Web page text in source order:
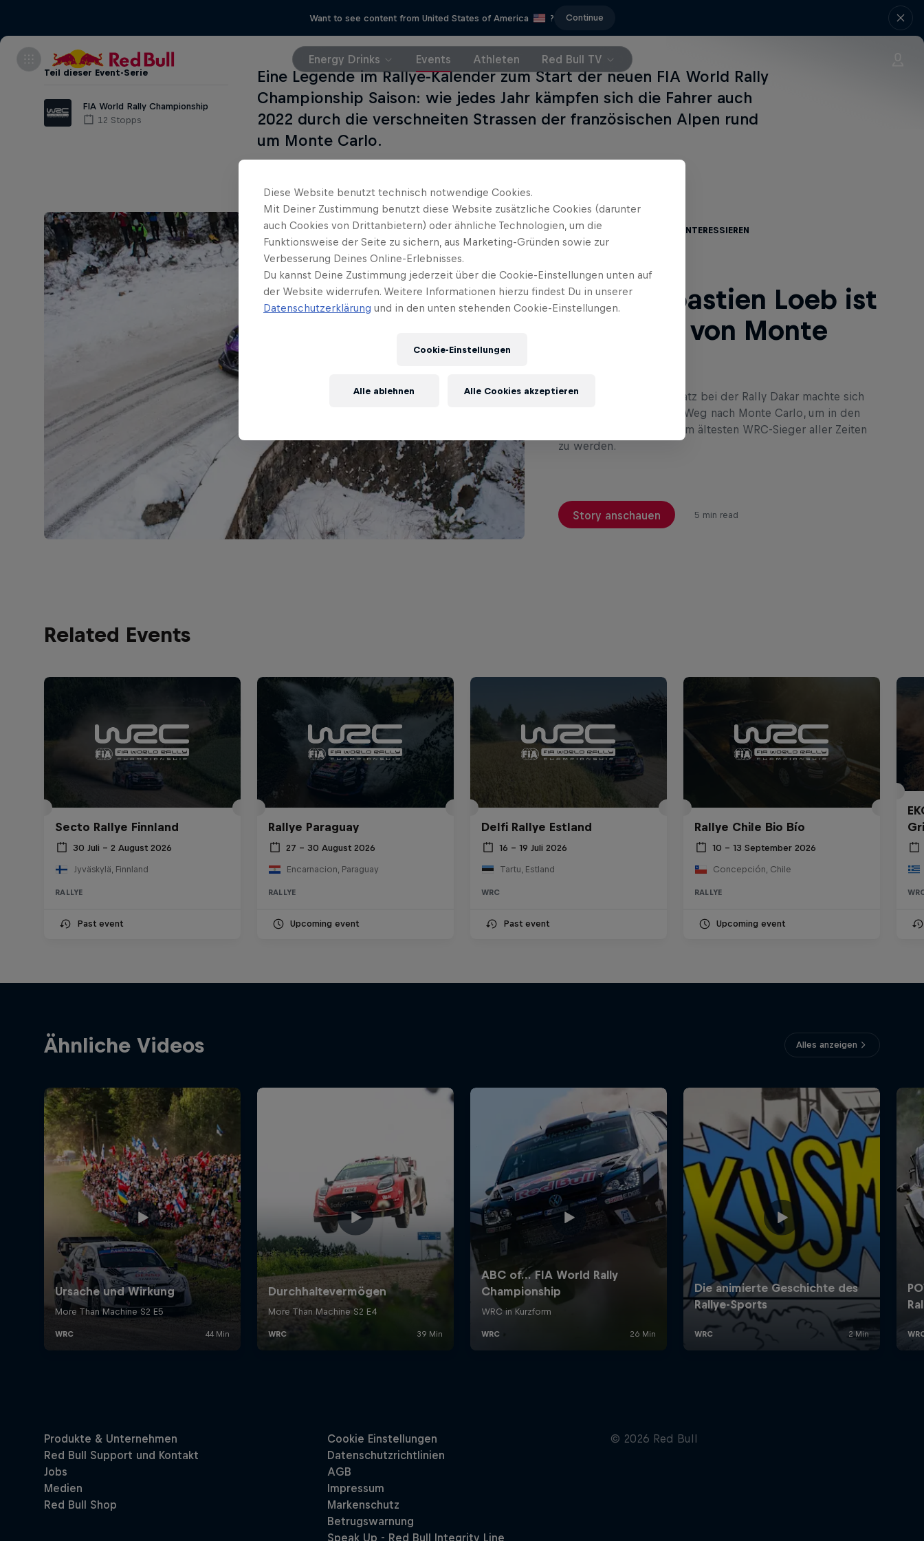
Want to see content from United States of America ? Continue
Energy Drinks Events Athleten Red Bull TV
Teil dieser Event-Serie
FIA World Rally Championship
12 Stopps
Eine Legende im Rallye-Kalender zum Start der neuen FIA World Rally
Championship Saison: wie jedes Jahr kämpfen sich die Fahrer auch
2022 durch die verschneiten Strassen der französischen Alpen rund
um Monte Carlo.
Das könnte dich auch interessieren
WRC: Sébastien Loeb ist
der König von Monte
Nach seinem zweiten Platz bei der Rally Dakar machte sich
Sébastien Loeb auf den Weg nach Monte Carlo, um in den
französischen Bergen zum ältesten WRC-Sieger aller Zeiten
zu werden.
Story anschauen 5 min read
Related Events
Secto Rallye Finnland
30 Juli – 2 August 2026
Jyväskylä, Finnland
RALLYE
Past event
Rallye Paraguay
27 – 30 August 2026
Encarnacion, Paraguay
RALLYE
Upcoming event
Delfi Rallye Estland
16 – 19 Juli 2026
Tartu, Estland
WRC
Past event
Rallye Chile Bio Bío
10 – 13 September 2026
Concepción, Chile
RALLYE
Upcoming event
Ähnliche Videos Alles anzeigen
Diese Website benutzt technisch notwendige Cookies.
Mit Deiner Zustimmung benutzt diese Website zusätzliche Cookies (darunter
auch Cookies von Drittanbietern) oder ähnliche Technologien, um die
Funktionsweise der Seite zu sichern, aus Marketing-Gründen sowie zur
Verbesserung Deines Online-Erlebnisses.
Du kannst Deine Zustimmung jederzeit über die Cookie-Einstellungen unten auf
der Website widerrufen. Weitere Informationen hierzu findest Du in unserer
Datenschutzerklärung und in den unten stehenden Cookie-Einstellungen.
Cookie-Einstellungen
Alle ablehnen Alle Cookies akzeptieren